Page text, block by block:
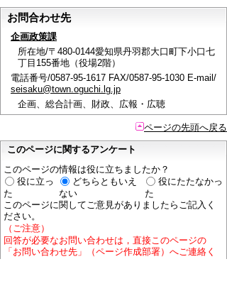
お問合わせ先
企画政策課
所在地/〒480-0144愛知県丹羽郡大口町下小口七
丁目155番地（役場2階）
電話番号/0587-95-1617 FAX/0587-95-1030 E-mail/
seisaku@town.oguchi.lg.jp
企画、総合計画、財政、広報・広聴
ページの先頭へ戻る
このページに関するアンケート
このページの情報は役に立ちましたか？
役に立っ
た
どちらともいえ
ない
役にたたなかっ
た
このページに関してご意見がありましたらご記入く
ださい。
（ご注意）
回答が必要なお問い合わせは，直接このページの
「お問い合わせ先」（ページ作成部署）へご連絡く